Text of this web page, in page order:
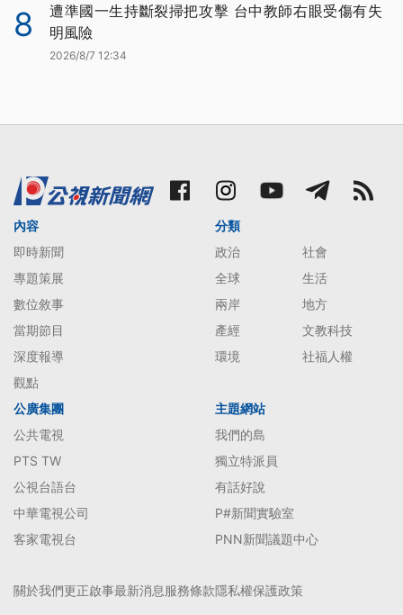
8
遭準國一生持斷裂掃把攻擊 台中教師右眼受傷有失
明風險
2026/8/7 12:34
內容
即時新聞
專題策展
數位敘事
當期節目
深度報導
觀點
分類
政治
社會
全球
生活
兩岸
地方
產經
文教科技
環境
社福人權
公廣集團
公共電視
PTS TW
公視台語台
中華電視公司
客家電視台
主題網站
我們的島
獨立特派員
有話好說
P#新聞實驗室
PNN新聞議題中心
關於我們更正啟事最新消息服務條款隱私權保護政策